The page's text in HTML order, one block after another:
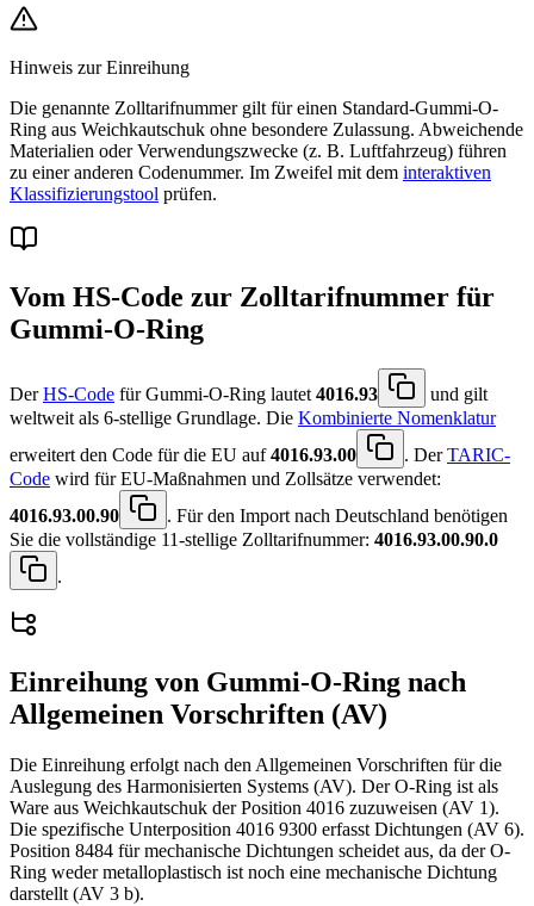
Hinweis zur Einreihung
Die genannte Zolltarifnummer gilt für einen Standard-Gummi-O-
Ring aus Weichkautschuk ohne besondere Zulassung. Abweichende
Materialien oder Verwendungszwecke (z. B. Luftfahrzeug) führen
zu einer anderen Codenummer. Im Zweifel mit dem interaktiven
Klassifizierungstool prüfen.
Vom HS-Code zur Zolltarifnummer für
Gummi-O-Ring
DerHS-Code für Gummi-O-Ring lautet4016.93
und gilt
weltweit als 6-stellige Grundlage. Die Kombinierte Nomenklatur
erweitert den Code für die EU auf4016.93.00 . DerTARIC-
Code wird für EU-Maßnahmen und Zollsätze verwendet:
4016.93.00.90
. Für den Import nach Deutschland benötigen
Sie die vollständige 11-stellige Zolltarifnummer: 4016.93.00.90.0
.
Einreihung von Gummi-O-Ring nach
Allgemeinen Vorschriften (AV)
Die Einreihung erfolgt nach den Allgemeinen Vorschriften für die
Auslegung des Harmonisierten Systems (AV). Der O-Ring ist als
Ware aus Weichkautschuk der Position 4016 zuzuweisen (AV 1).
Die spezifische Unterposition 4016 9300 erfasst Dichtungen (AV 6).
Position 8484 für mechanische Dichtungen scheidet aus, da der O-
Ring weder metalloplastisch ist noch eine mechanische Dichtung
darstellt (AV 3 b).